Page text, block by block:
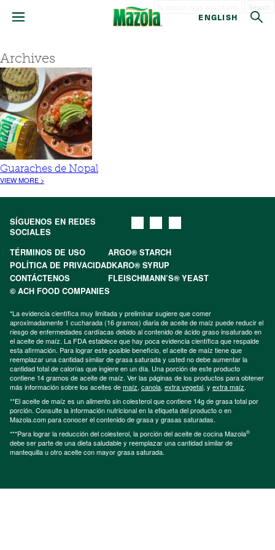
ENGLISH
Archives
Guaraches de Nopal
VIEW MORE >
SÍGUENOS EN REDES
SOCIALES
TÉRMINOS DE USO
ARGO® STARCH
POLÍTICA DE PRIVACIDADKARO® SYRUP
CONTÁCTENOS
FLEISCHMANN’S® YEAST
© ACH FOOD COMPANIES
*La evidencia científica muy limitada y preliminar sugiere que comer
aproximadamente 1 cucharada (16 gramos) diaria de aceite de maíz puede reducir el
riesgo de enfermedades cardíacas debido al contenido de ácido graso insaturado en
el aceite de maíz. La FDA establece que hay poca evidencia científica que respalde
esta afirmación. Para lograr este posible beneficio, el aceite de maíz tiene que
reemplazar una cantidad similar de grasa saturada y usted no debe aumentar la
cantidad total de calorías que ingiere en un día. Una porción de este producto
contiene 14 gramos de aceite de maíz. Ver las páginas de los productos para obtener
más información sobre los aceites demaíz, canola, extra vegetal, y extra maíz.
**El aceite de maíz es un alimento sin colesterol que contiene 14g de grasa total por
porción. Consulte la información nutricional en la etiqueta del producto o en
Mazola.com para conocer el contenido de grasa y grasas saturadas.
***Para lograr la reducción del colesterol, la porción del aceite de cocina Mazola®
debe ser parte de una dieta saludable y reemplazar una cantidad similar de
mantequilla u otro aceite con mayor grasa saturada.